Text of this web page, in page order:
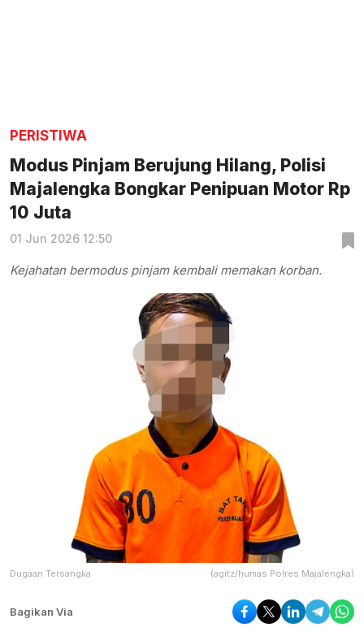
PERISTIWA
Modus Pinjam Berujung Hilang, Polisi
Majalengka Bongkar Penipuan Motor Rp
10 Juta
01 Jun 2026 12:50
Kejahatan bermodus pinjam kembali memakan korban.
Dugaan Tersangka (agitz/humas Polres Majalengka)
Bagikan Via